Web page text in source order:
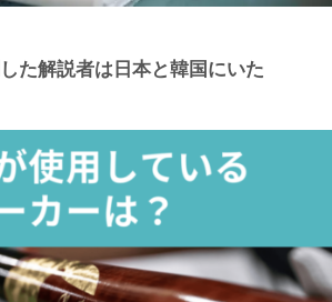
た解説者は日本と韓国にいた